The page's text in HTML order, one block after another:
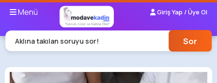
Menü Giriş Yap / Üye Ol
Aklına takılan soruyu sor! Sor